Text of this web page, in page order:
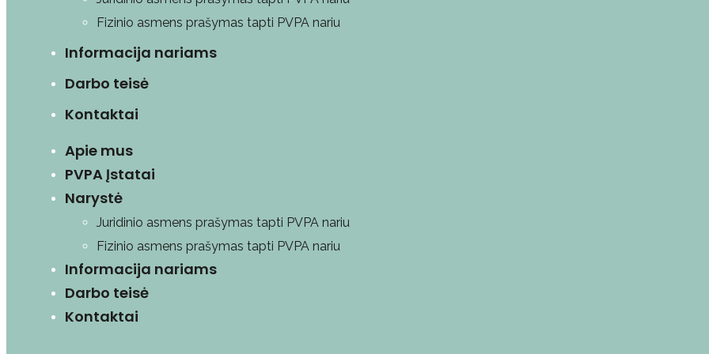
Fizinio asmens prašymas tapti PVPA nariu
Informacija nariams
Darbo teisė
Kontaktai
Apie mus
PVPA Įstatai
Narystė
Juridinio asmens prašymas tapti PVPA nariu
Fizinio asmens prašymas tapti PVPA nariu
Informacija nariams
Darbo teisė
Kontaktai